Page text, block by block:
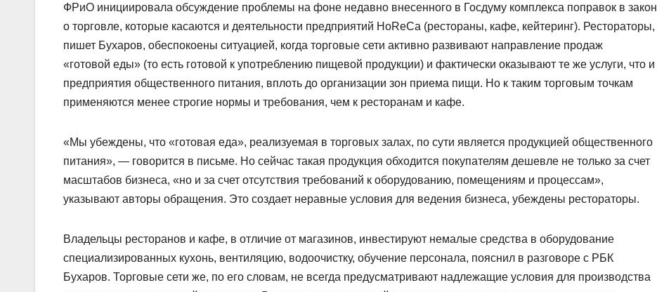
ФРиО инициировала обсуждение проблемы на фоне недавно внесенного в Госдуму комплекса поправок в закон
о торговле, которые касаются и деятельности предприятий HoReCa (рестораны, кафе, кейтеринг). Рестораторы,
пишет Бухаров, обеспокоены ситуацией, когда торговые сети активно развивают направление продаж
«готовой еды» (то есть готовой к употреблению пищевой продукции) и фактически оказывают те же услуги, что и
предприятия общественного питания, вплоть до организации зон приема пищи. Но к таким торговым точкам
применяются менее строгие нормы и требования, чем к ресторанам и кафе.
«Мы убеждены, что «готовая еда», реализуемая в торговых залах, по сути является продукцией общественного
питания», — говорится в письме. Но сейчас такая продукция обходится покупателям дешевле не только за счет
масштабов бизнеса, «но и за счет отсутствия требований к оборудованию, помещениям и процессам»,
указывают авторы обращения. Это создает неравные условия для ведения бизнеса, убеждены рестораторы.
Владельцы ресторанов и кафе, в отличие от магазинов, инвестируют немалые средства в оборудование
специализированных кухонь, вентиляцию, водоочистку, обучение персонала, пояснил в разговоре с РБК
Бухаров. Торговые сети же, по его словам, не всегда предусматривают надлежащие условия для производства